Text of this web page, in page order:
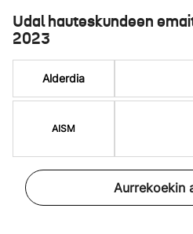
Udal hauteskundeen
2023
Alderdia
AISM
Aurrekoekin